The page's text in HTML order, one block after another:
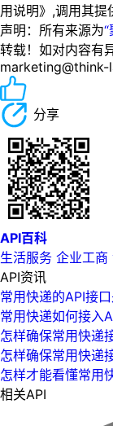
用说明》,调用其提
声明：所有来源为
转载！如对内容有
marketing@think-
分享
API百科
生活服务 企业工商
API资讯
常用快递的API接口
常用快递如何接入
怎样确保常用快递
怎样确保常用快递
怎样才能看懂常用
相关API